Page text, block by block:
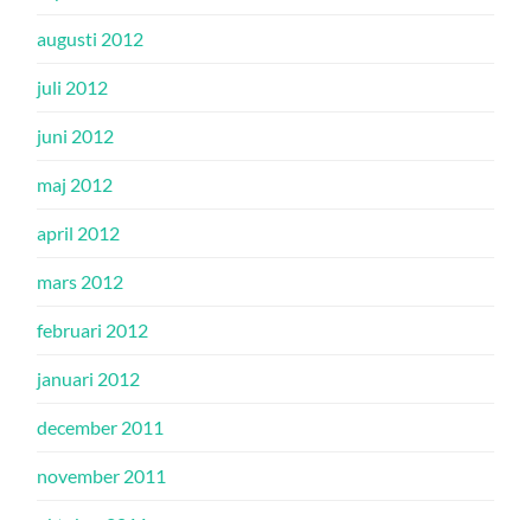
augusti 2012
juli 2012
juni 2012
maj 2012
april 2012
mars 2012
februari 2012
januari 2012
december 2011
november 2011